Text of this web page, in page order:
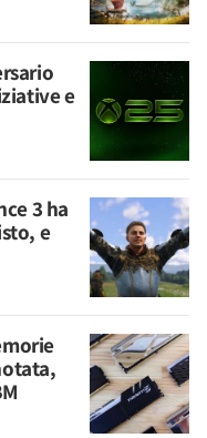
e
3 ha
e